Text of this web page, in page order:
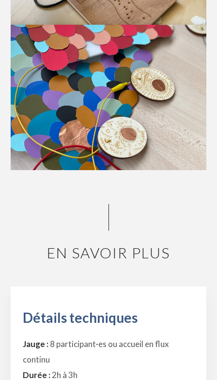
EN SAVOIR PLUS
Détails techniques
Jauge :8 participant·es ou accueil en flux
continu
Durée :2h à 3h